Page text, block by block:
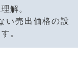
解。
い売出価格の設
。